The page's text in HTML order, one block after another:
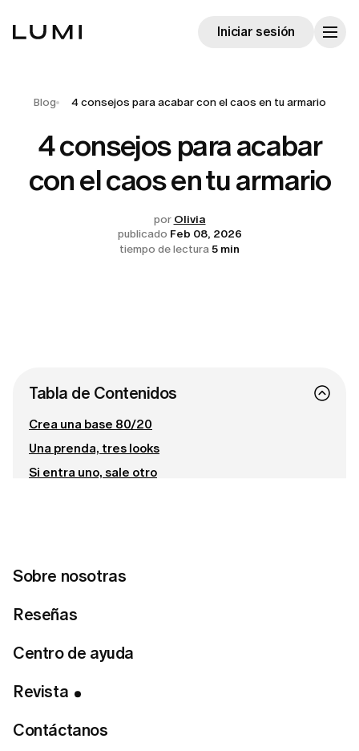
Sobre nosotras
Reseñas
Centro de ayuda
Revista
Contáctanos
Iniciar sesión
Blog 4 consejos para acabar con el caos en tu armario
4 consejos para acabar
con el caos en tu armario
por Olivia
publicado Feb 08, 2026
tiempo de lectura5 min
exactamente qué tienes. Cómo te queda cada
Tabla de Contenidos
Crea una base 80/20
Una prenda, tres looks
Si entra uno, sale otro
¿Lista para encontrar tu estilo perfecto?